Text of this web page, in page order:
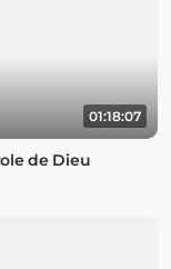
01:18:07
de Dieu